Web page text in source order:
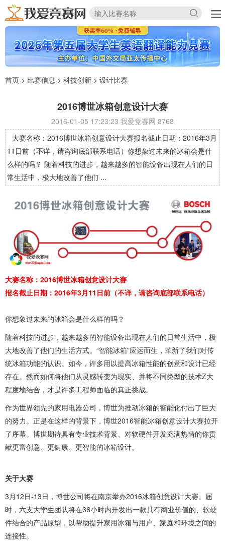
首页 > 比赛信息 > 科技创新 > 设计比赛
2016博世冰箱创意设计大赛
2016-01-05 17:23:23 我爱竞赛网 8768
大赛名称：2016博世冰箱创意设计大赛报名截止日期：2016年3月
11日前（不详，请咨询底部联系电话）你想象过未来的冰箱会是什
么样的吗？ 随着科技的进步，越来越多的智能设备出现在人们的日
常生活中，极大地改善了他们 ...
大赛名称：2016博世冰箱创意设计大赛
报名截止日期：2016年3月11日前（不详，请咨询底部联系电话）
你想象过未来的冰箱会是什么样的吗？
随着科技的进步，越来越多的智能设备出现在人们的日常生活中，极
大地改善了他们的生活方式。“智能冰箱”应运而生，革新了我们对传
统冰箱功能的认识。如今，许多用以提高冰箱性能的创意和设计已经
存在。然而如何将他们从灵感转变为现实、并将不同类型的技术Z大
程度地结合，才是许多工程师面临的真正挑战。
作为世界领先的家用电器公司，博世为推动冰箱的智能化付出了巨大
的努力。正是在这样的背景下，博世2016智能冰箱创意设计大赛拉开
了序幕。博世期待具有专业技术背景、对软硬件开发充满热情的你贡
献更富创意、更健康、更智能的冰箱设计。
关于大赛
3月12日-13日，博世公司将在南京举办2016冰箱创意设计大赛。届
时，六支大学生团队将在36小时内开发出一款具有商业价值的、软硬
件结合的产品原型，以帮助提升家用冰箱与用户、家庭和环境之间的
连接性。